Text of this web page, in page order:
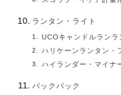
ランタン・ライト
UCOキャンドルランラ
ハリケーンランタン
ハイランダー・マイナ
バックパック